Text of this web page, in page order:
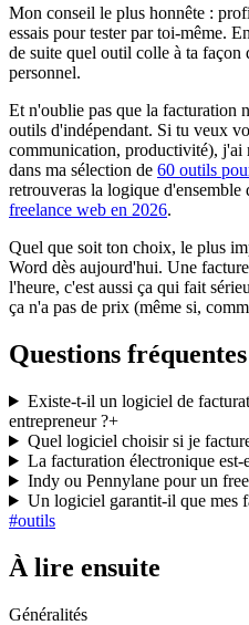
Mon conseil le plus honnête :
essais pour tester par toi-même.
de suite quel outil colle à ta façon
personnel.
Et n'oublie pas que la facturation
outils d'indépendant. Si tu veux
communication, productivité), j'ai
dans ma sélection de 60 outils
retrouveras la logique d'ensemble
freelance web en 2026.
Quel que soit ton choix, le plus
Word dès aujourd'hui. Une
l'heure, c'est aussi ça qui fait
ça n'a pas de prix (même si,
Questions fréquentes
Existe-t-il un logiciel de
entrepreneur ?+
Quel logiciel choisir si je
La facturation électronique
Indy ou Pennylane pour un
Un logiciel garantit-il que mes
#outils
À lire ensuite
Généralités